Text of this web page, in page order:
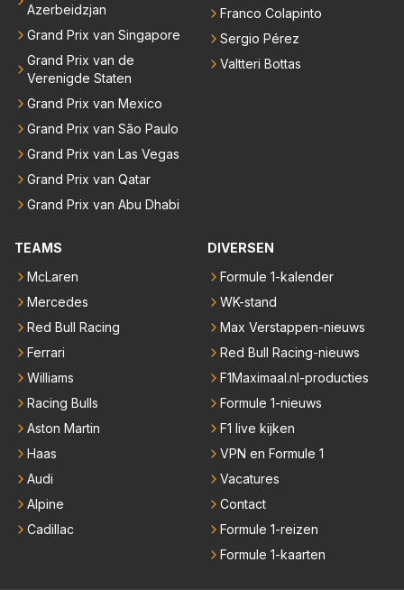
Azerbeidzjan
Grand Prix van Singapore
Grand Prix van de
Verenigde Staten
Grand Prix van Mexico
Grand Prix van São Paulo
Grand Prix van Las Vegas
Grand Prix van Qatar
Grand Prix van Abu Dhabi
Franco Colapinto
Sergio Pérez
Valtteri Bottas
TEAMS
McLaren
Mercedes
Red Bull Racing
Ferrari
Williams
Racing Bulls
Aston Martin
Haas
Audi
Alpine
Cadillac
DIVERSEN
Formule 1-kalender
WK-stand
Max Verstappen-nieuws
Red Bull Racing-nieuws
F1Maximaal.nl-producties
Formule 1-nieuws
F1 live kijken
VPN en Formule 1
Vacatures
Contact
Formule 1-reizen
Formule 1-kaarten